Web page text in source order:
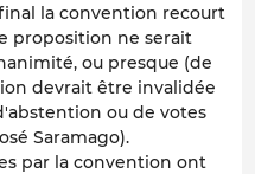
la convention recourt
proposition ne serait
ou presque (de
devrait être invalidée
ou de votes
Saramago).
par la convention ont